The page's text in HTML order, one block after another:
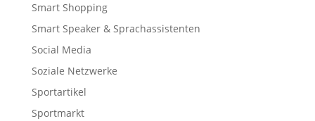
Smart Shopping
Smart Speaker & Sprachassistenten
Social Media
Soziale Netzwerke
Sportartikel
Sportmarkt